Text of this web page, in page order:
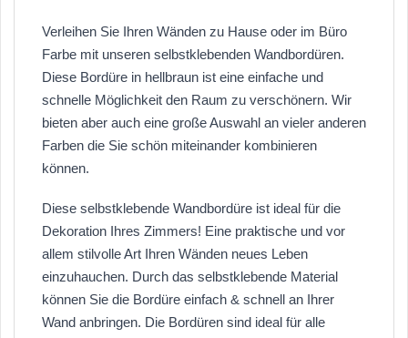
Verleihen Sie Ihren Wänden zu Hause oder im Büro
Farbe mit unseren selbstklebenden Wandbordüren.
Diese Bordüre in hellbraun ist eine einfache und
schnelle Möglichkeit den Raum zu verschönern. Wir
bieten aber auch eine große Auswahl an vieler anderen
Farben die Sie schön miteinander kombinieren
können.
Diese selbstklebende Wandbordüre ist ideal für die
Dekoration Ihres Zimmers! Eine praktische und vor
allem stilvolle Art Ihren Wänden neues Leben
einzuhauchen. Durch das selbstklebende Material
können Sie die Bordüre einfach & schnell an Ihrer
Wand anbringen. Die Bordüren sind ideal für alle